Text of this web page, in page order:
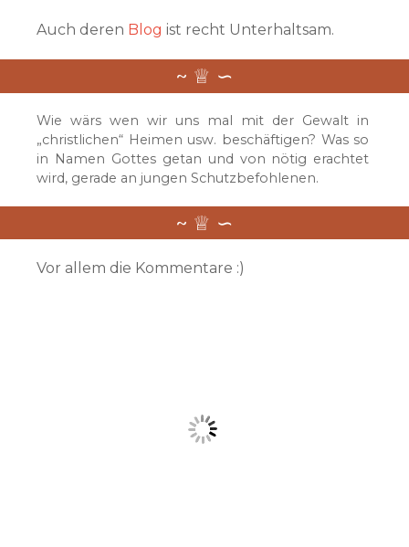
Auch deren Blog ist recht Unterhaltsam.
Wie wärs wen wir uns mal mit der Gewalt in
„christlichen“ Heimen usw. beschäftigen? Was so
in Namen Gottes getan und von nötig erachtet
wird, gerade an jungen Schutzbefohlenen.
Vor allem die Kommentare :)